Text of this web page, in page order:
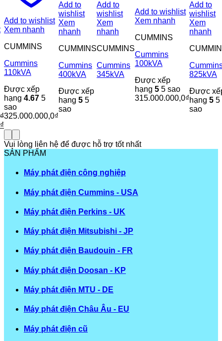
Add to wishlist
Xem nhanh
CUMMINS
Cummins
110kVA
Được xếp
hạng 4.675
sao
325.000.000,0₫
Add to
wishlist
Xem
nhanh
CUMMINS
Cummins
400kVA
Được xếp
hạng 55
sao
Add to
wishlist
Xem
nhanh
CUMMINS
Cummins
345kVA
Add to wishlist
Xem nhanh
CUMMINS
Cummins
100kVA
Được xếp
hạng 55 sao
315.000.000,0₫
Add to
wishlist
Xem
nhanh
825kVA
Được
hạng 55
sao
₫
₫Giá
hiện
tại
là:
Vui lòng liên hệ để được hỗ trợ tốt nhất
SẢN PHẨM
Máy phát điện công nghiệp
Máy phát điện Cummins - USA
Máy phát điện Perkins - UK
Máy phát điện Mitsubishi - JP
Máy phát điện Baudouin - FR
Máy phát điện Doosan - KP
Máy phát điện MTU - DE
Máy phát điện Châu Âu - EU
Máy phát điện cũ